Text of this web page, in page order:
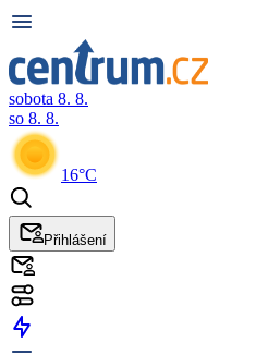
sobota 8. 8.
so 8. 8.
16°C
Přihlášení